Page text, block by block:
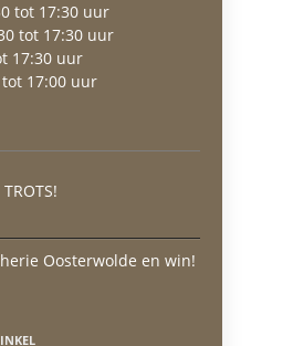
tot 17:30 uur
tot 17:30 uur
17:30 uur
17:00 uur
TROTS!
Oosterwolde en win!